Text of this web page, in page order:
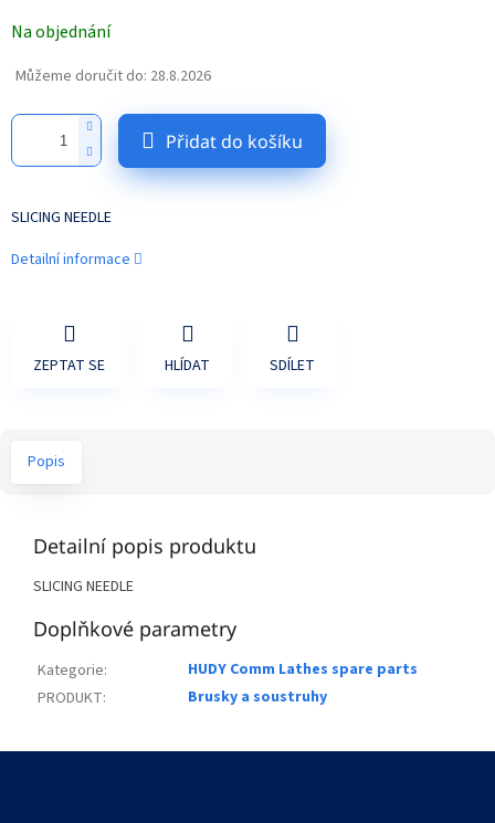
cena:
Na objednání
Můžeme doručit do: 28.8.2026
Přidat do košíku
SLICING NEEDLE
Detailní informace
ZEPTAT SE HLÍDAT SDÍLET
Popis
Detailní popis produktu
SLICING NEEDLE
Doplňkové parametry
Kategorie:
HUDY Comm Lathes spare parts
PRODUKT: Brusky a soustruhy